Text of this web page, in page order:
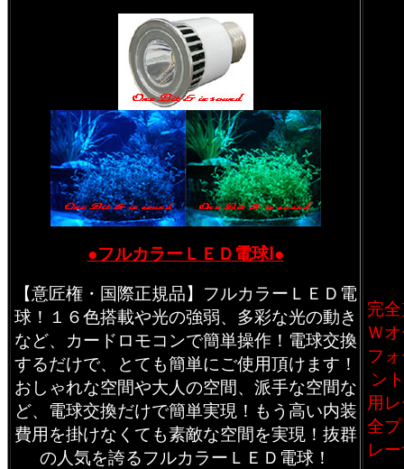
●フルカラーＬＥＤ電球Ⅰ●
【意匠権・国際正規品】フルカラーＬＥＤ電
球！１６色搭載や光の強弱、多彩な光の動き
など、カードロモコンで簡単操作！電球交換
するだけで、とても簡単にご使用頂けます！
おしゃれな空間や大人の空間、派手な空間な
ど、電球交換だけで簡単実現！もう高い内装
費用を掛けなくても素敵な空間を実現！抜群
の人気を誇るフルカラーＬＥＤ電球！
完
Ｗ
フ
ン
用
全
レ